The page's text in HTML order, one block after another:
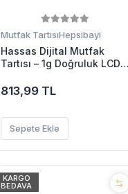
Mutfak TartısıHepsibayi
Hassas Dijital Mutfak
Tartısı – 1g Doğruluk LCD
813,99 TL
Sepete Ekle
KARGO
BEDAVA